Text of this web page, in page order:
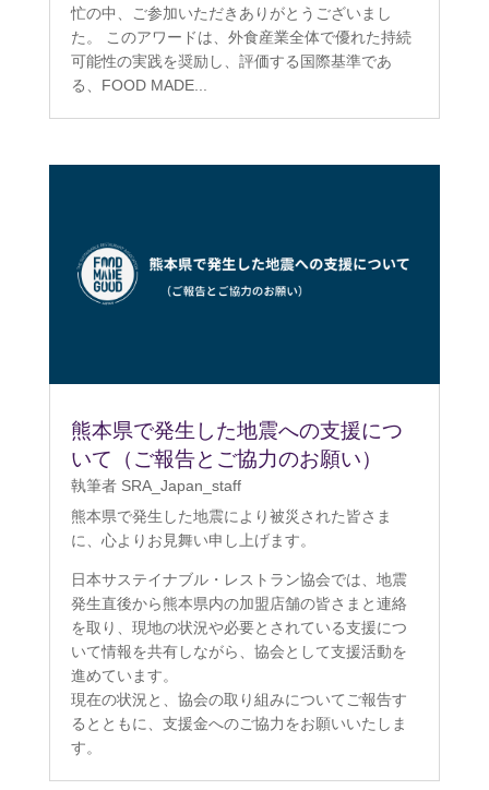
忙の中、ご参加いただきありがとうございまし
た。 このアワードは、外食産業全体で優れた持続
可能性の実践を奨励し、評価する国際基準であ
る、FOOD MADE...
熊本県で発生した地震への支援につ
いて（ご報告とご協力のお願い）
執筆者 SRA_Japan_staff
熊本県で発生した地震により被災された皆さま
に、心よりお見舞い申し上げます。
日本サステイナブル・レストラン協会では、地震
発生直後から熊本県内の加盟店舗の皆さまと連絡
を取り、現地の状況や必要とされている支援につ
いて情報を共有しながら、協会として支援活動を
進めています。
現在の状況と、協会の取り組みについてご報告す
るとともに、支援金へのご協力をお願いいたしま
す。